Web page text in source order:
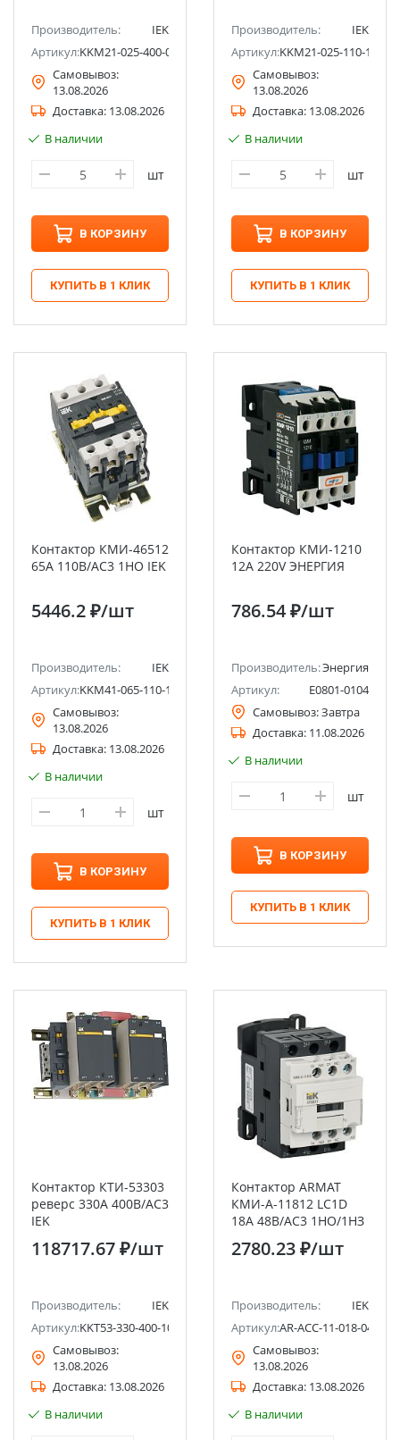
Производитель:
IEK
Артикул:KKM21-025-400-01
Самовывоз:
13.08.2026
Доставка: 13.08.2026
В наличии
шт
В КОРЗИНУ
КУПИТЬ В 1 КЛИК
Производитель:
IEK
Артикул:KKM21-025-110-10
Самовывоз:
13.08.2026
Доставка: 13.08.2026
В наличии
шт
В КОРЗИНУ
КУПИТЬ В 1 КЛИК
Контактор КМИ-46512
65А 110В/АС3 1НО IEK
5446.2 ₽/шт
Производитель:
IEK
Артикул:KKM41-065-110-11
Самовывоз:
13.08.2026
Доставка: 13.08.2026
В наличии
шт
В КОРЗИНУ
КУПИТЬ В 1 КЛИК
Контактор КМИ-1210
12А 220V ЭНЕРГИЯ
786.54 ₽/шт
Производитель:Энергия
Артикул:
Е0801-0104
Самовывоз:Завтра
Доставка: 11.08.2026
В наличии
шт
В КОРЗИНУ
КУПИТЬ В 1 КЛИК
Контактор КТИ-53303
реверс 330А 400В/AC3
IEK
118717.67 ₽/шт
Производитель:
IEK
Артикул:KKT53-330-400-10
Самовывоз:
13.08.2026
Доставка: 13.08.2026
В наличии
Контактор ARMAT
КМИ-А-11812 LC1D
18А 48В/АС3 1НО/1НЗ
2780.23 ₽/шт
Производитель:
IEK
Артикул:AR-ACC-11-018-048-11
Самовывоз:
13.08.2026
Доставка: 13.08.2026
В наличии